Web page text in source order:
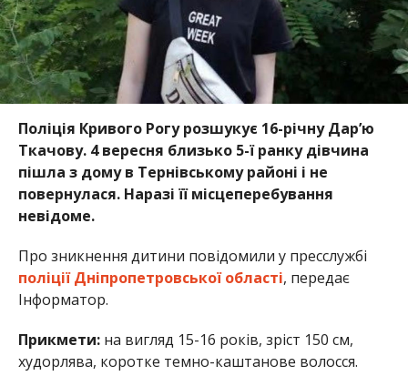
Поліція Кривого Рогу розшукує 16-річну Дарʼю
Ткачову. 4 вересня близько 5-ї ранку дівчина
пішла з дому в Тернівському районі і не
повернулася. Наразі її місцеперебування
невідоме.
Про зникнення дитини повідомили у пресслужбі
поліції Дніпропетровської області, передає
Інформатор.
Прикмети:на вигляд 15-16 років, зріст 150 см,
худорлява, коротке темно-каштанове волосся.